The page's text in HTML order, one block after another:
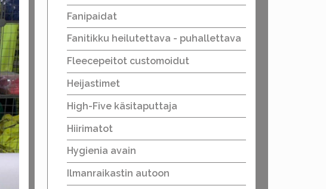
Fanipaidat
Fanitikku heilutettava - puhallettava
Fleecepeitot customoidut
Heijastimet
High-Five käsitaputtaja
Hiirimatot
Hygienia avain
Ilmanraikastin autoon